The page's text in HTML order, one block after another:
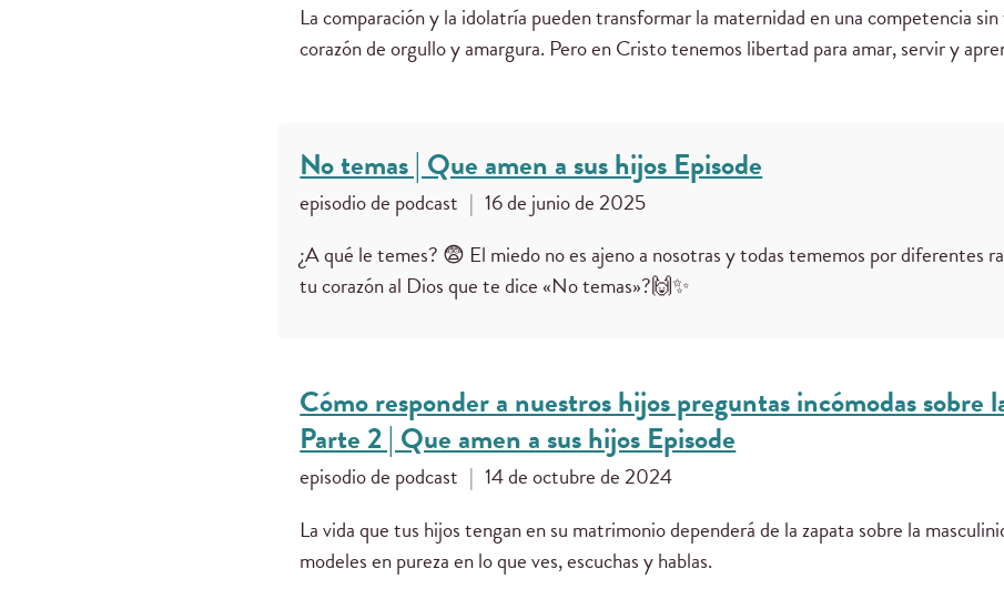
La comparación y la idolatría pueden transformar la maternidad en una competencia
corazón de orgullo y amargura. Pero en Cristo tenemos libertad para amar, servir y
No temas | Que amen a sus hijos Episode
episodio de podcast | 16 de junio de 2025
¿A qué le temes? 😨 El miedo no es ajeno a nosotras y todas tememos por diferentes
tu corazón al Dios que te dice «No temas»?🙌✨
Cómo responder a nuestros hijos preguntas incómodas sobre
Parte 2 | Que amen a sus hijos Episode
episodio de podcast | 14 de octubre de 2024
La vida que tus hijos tengan en su matrimonio dependerá de la zapata sobre la
modeles en pureza en lo que ves, escuchas y hablas.